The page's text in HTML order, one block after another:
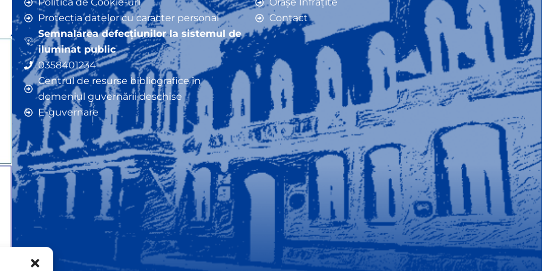
Protecția datelor cu caracter personal
Semnalarea defecțiunilor la sistemul de
iluminat public
0358401234
Centrul de resurse bibliografice în
domeniul guvernării deschise
E-guvernare
Contact